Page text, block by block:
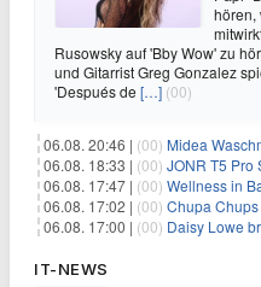
hören,
Rusowsky auf 'Bby Wow' zu
und Gitarrist Greg Gonzalez
'Después de […] (00)
06.08. 20:46 | (00) Midea
06.08. 18:33 | (00) JONR T5 Pro
06.08. 17:47 | (00) Wellness in Bayern: 2
06.08. 17:02 | (00) Chupa Chups
06.08. 17:00 | (00) Daisy Lowe
IT-NEWS